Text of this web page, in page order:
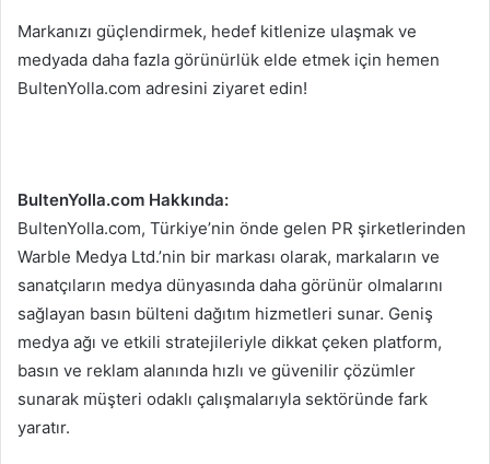
Markanızı güçlendirmek, hedef kitlenize ulaşmak ve
medyada daha fazla görünürlük elde etmek için hemen
BultenYolla.com adresini ziyaret edin!
BultenYolla.com Hakkında:
BultenYolla.com, Türkiye’nin önde gelen PR şirketlerinden
Warble Medya Ltd.’nin bir markası olarak, markaların ve
sanatçıların medya dünyasında daha görünür olmalarını
sağlayan basın bülteni dağıtım hizmetleri sunar. Geniş
medya ağı ve etkili stratejileriyle dikkat çeken platform,
basın ve reklam alanında hızlı ve güvenilir çözümler
sunarak müşteri odaklı çalışmalarıyla sektöründe fark
yaratır.